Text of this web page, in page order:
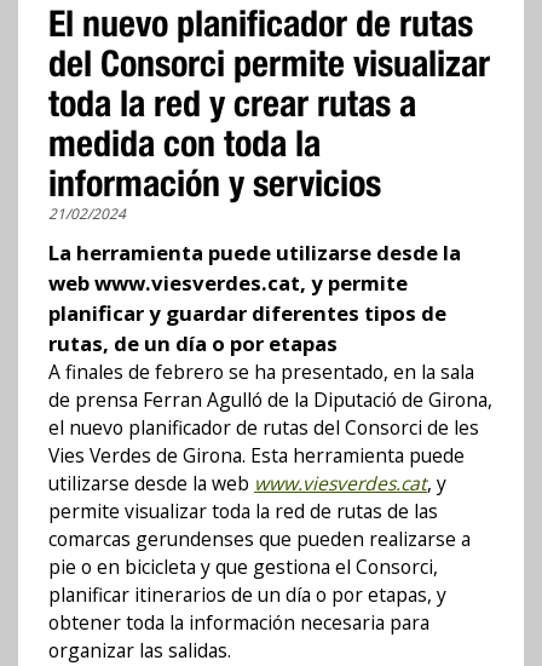
El nuevo planificador de rutas
del Consorci permite visualizar
toda la red y crear rutas a
medida con toda la
información y servicios
21/02/2024
La herramienta puede utilizarse desde la
web www.viesverdes.cat, y permite
planificar y guardar diferentes tipos de
rutas, de un día o por etapas
A finales de febrero se ha presentado, en la sala
de prensa Ferran Agulló de la Diputació de Girona,
el nuevo planificador de rutas del Consorci de les
Vies Verdes de Girona. Esta herramienta puede
utilizarse desde la web www.viesverdes.cat, y
permite visualizar toda la red de rutas de las
comarcas gerundenses que pueden realizarse a
pie o en bicicleta y que gestiona el Consorci,
planificar itinerarios de un día o por etapas, y
obtener toda la información necesaria para
organizar las salidas.